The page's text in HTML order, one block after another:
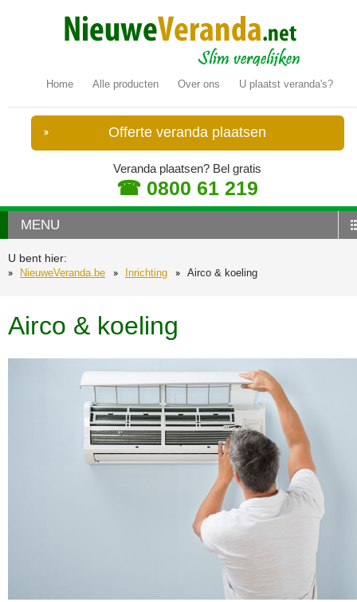
Home Alle producten Over ons U plaatst veranda's?
Offerte veranda plaatsen
Veranda plaatsen? Bel gratis
☎ 0800 61 219
MENU
U bent hier:
NieuweVeranda.be
Inrichting Airco & koeling
Airco & koeling